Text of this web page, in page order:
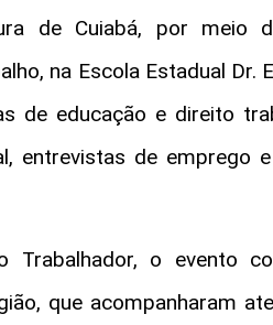
de Cuiabá, por meio
na Escola Estadual Dr.
de educação e direito
entrevistas de emprego
Trabalhador, o evento
que acompanharam